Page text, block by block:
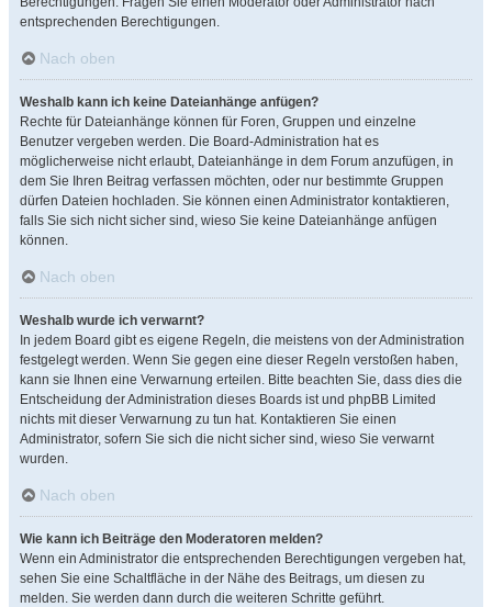
entsprechenden Berechtigungen.
Nach oben
Weshalb kann ich keine Dateianhänge anfügen?
Rechte für Dateianhänge können für Foren, Gruppen und einzelne
Benutzer vergeben werden. Die Board-Administration hat es
möglicherweise nicht erlaubt, Dateianhänge in dem Forum anzufügen, in
dem Sie Ihren Beitrag verfassen möchten, oder nur bestimmte Gruppen
dürfen Dateien hochladen. Sie können einen Administrator kontaktieren,
falls Sie sich nicht sicher sind, wieso Sie keine Dateianhänge anfügen
können.
Nach oben
Weshalb wurde ich verwarnt?
In jedem Board gibt es eigene Regeln, die meistens von der Administration
festgelegt werden. Wenn Sie gegen eine dieser Regeln verstoßen haben,
kann sie Ihnen eine Verwarnung erteilen. Bitte beachten Sie, dass dies die
Entscheidung der Administration dieses Boards ist und phpBB Limited
nichts mit dieser Verwarnung zu tun hat. Kontaktieren Sie einen
Administrator, sofern Sie sich die nicht sicher sind, wieso Sie verwarnt
wurden.
Nach oben
Wie kann ich Beiträge den Moderatoren melden?
Wenn ein Administrator die entsprechenden Berechtigungen vergeben hat,
sehen Sie eine Schaltfläche in der Nähe des Beitrags, um diesen zu
melden. Sie werden dann durch die weiteren Schritte geführt.